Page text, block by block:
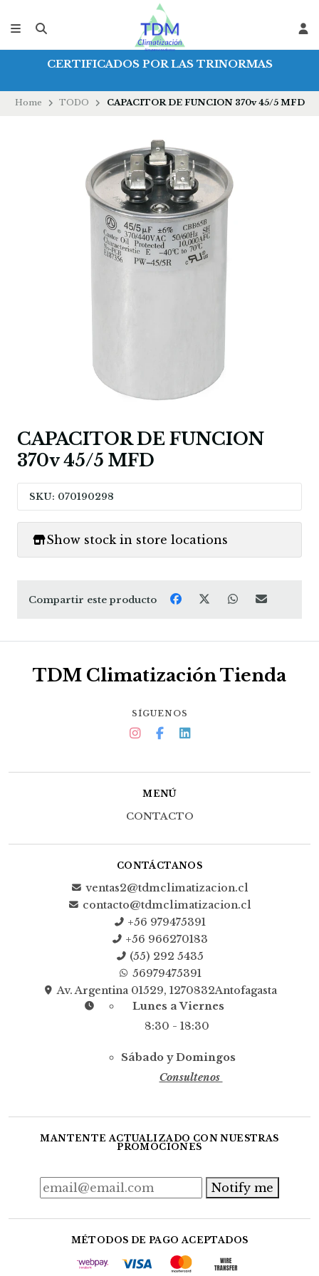
CERTIFICADOS POR LAS TRINORMAS
Home TODO CAPACITOR DE FUNCION 370v 45/5 MFD
CAPACITOR DE FUNCION
370v 45/5 MFD
SKU: 070190298
Show stock in store locations
Compartir este producto
TDM Climatización Tienda
SÍGUENOS
MENÚ
CONTACTO
CONTÁCTANOS
ventas2@tdmclimatizacion.cl
contacto@tdmclimatizacion.cl
+56 979475391
+56 966270183
(55) 292 5435
56979475391
Av. Argentina 01529, 1270832Antofagasta
Lunes a Viernes
8:30 - 18:30
Sábado y Domingos
Consultenos
MANTENTE ACTUALIZADO CON NUESTRAS
PROMOCIONES
Notify me
MÉTODOS DE PAGO ACEPTADOS